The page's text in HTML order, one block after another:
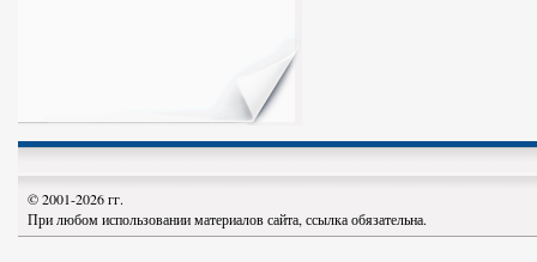
© 2001-2026 гг.
При любом использовании материалов сайта, ссылка обязательна.